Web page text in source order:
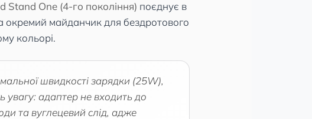
Stand One (4-го покоління) поєднує в
окремий майданчик для бездротового
кольорі.
швидкості зарядки (25W),
увагу: адаптер не входить до
та вуглецевий слід, адже